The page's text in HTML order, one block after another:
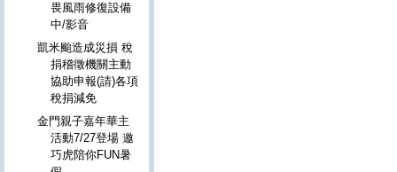
畏風雨修復設備
中/影音
凱米颱造成災損 稅
捐稽徵機關主動
協助申報(請)各項
稅捐減免
金門親子嘉年華主
活動7/27登場 邀
巧虎陪你FUN暑